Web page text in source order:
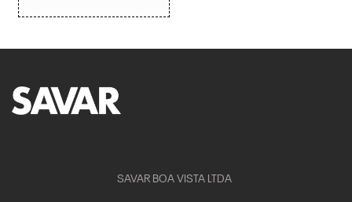
SAVAR BOA VISTA LTDA